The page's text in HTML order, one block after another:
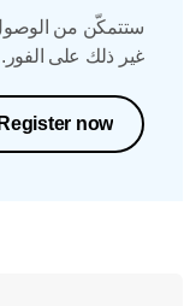
ستتمكّن من الوصول
غير ذلك على الفور.
Register now